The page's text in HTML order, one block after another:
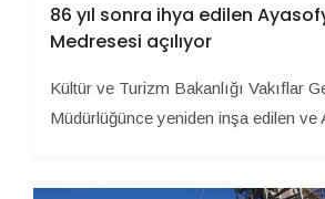
86 yıl sonra ihya edilen
Medresesi açılıyor
Kültür ve Turizm Bakanlığı Vakıflar
Müdürlüğünce yeniden inşa edilen ve